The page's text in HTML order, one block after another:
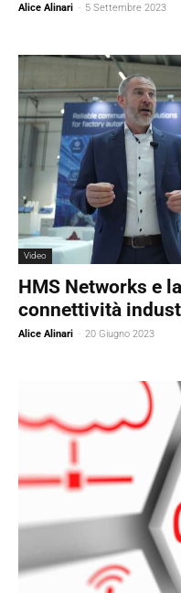
Alice Alinari - 5 Settembre 2023
Video
HMS Networks e
connettività
Alice Alinari - 20 Giugno 2023